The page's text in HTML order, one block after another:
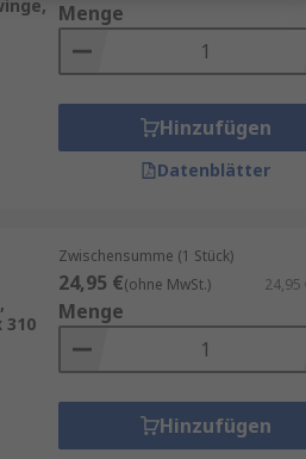
Menge
Hinzufügen
Datenblätter
310
Zwischensumme (1 Stück)
24,95 €(ohne MwSt.) 24,95
Menge
Hinzufügen